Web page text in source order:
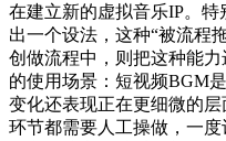
在建立新的虚拟音乐IP。
出一个设法，这种“被流程
创做流程中，则把这种能
的使用场景：短视频BGM
变化还表现正在更细微的
环节都需要人工操做，一